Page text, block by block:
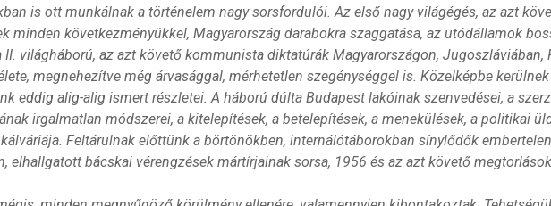
is ott munkálnak a történelem nagy sorsfordulói. Az első nagy világégés, az azt
minden következményükkel, Magyarország darabokra szaggatása, az utódállamok
II. világháború, az azt követő kommunista diktatúrák Magyarországon, Jugoszláviában,
megnehezítve még árvasággal, mérhetetlen szegénységgel is. Közelképbe
eddig alig-alig ismert részletei. A háború dúlta Budapest lakóinak szenvedései, a
irgalmatlan módszerei, a kitelepítések, a betelepítések, a menekülések, a politikai
Feltárulnak előttünk a börtönökben, internálótáborokban sínylődők
elhallgatott bácskai vérengzések mártírjainak sorsa, 1956 és az azt követő